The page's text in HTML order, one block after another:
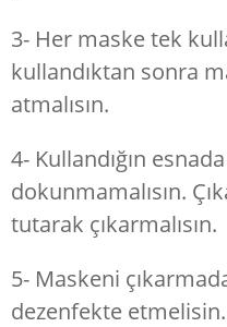
3- Her maske tek
kullandıktan sonra
atmalısın.
4- Kullandığın
dokunmamalısın.
tutarak çıkarmalısın.
5- Maskeni
dezenfekte etmelisin.